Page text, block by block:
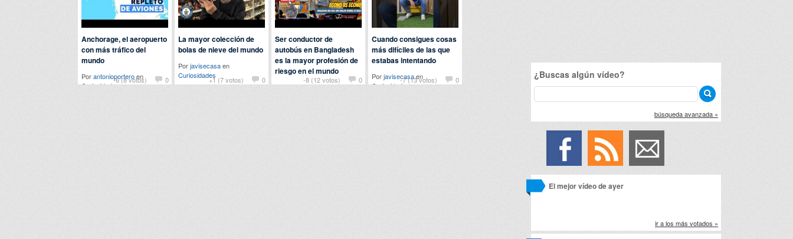
-6 (8 votos) 0
Anchorage, el aeropuerto
con más tráfico del
mundo
Porantonioporteroen
Curiosidades
+1 (7 votos) 0
La mayor colección de
bolas de nieve del mundo
Porjavisecasaen
Curiosidades
-8 (12 votos) 0
Ser conductor de
autobús en Bangladesh
es la mayor profesión de
riesgo en el mundo
PorjohnenCuriosidades
-7 (13 votos) 0
Cuando consigues cosas
más difíciles de las que
estabas intentando
Porjavisecasaen
Curiosidades
¿Buscas algún vídeo?
búsqueda avanzada »
El mejor vídeo de ayer
ir a los más votados »